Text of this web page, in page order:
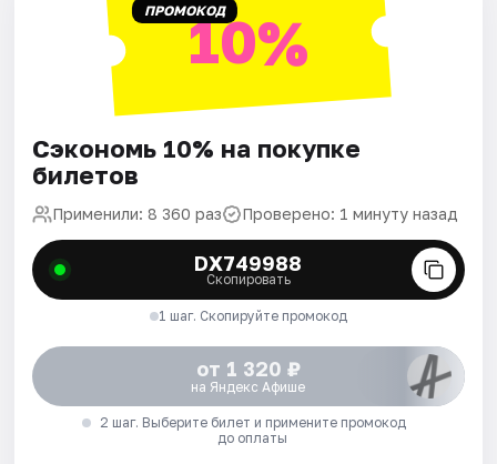
ПРОМОКОД10%
Сэкономь 10% на покупке
билетов
Применили: 8 360 раз Проверено: 1 минуту назад
DX749988
Скопировать
1 шаг. Скопируйте промокод
от 1 320 ₽
на Яндекс Афише
2 шаг. Выберите билет и примените промокод
до оплаты